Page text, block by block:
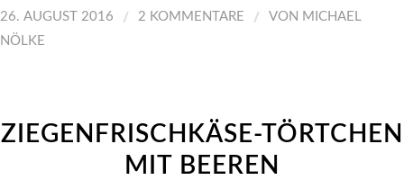
26. AUGUST 2016 / 2 KOMMENTARE / VON MICHAEL
NÖLKE
ZIEGENFRISCHKÄSE-TÖRTCHEN
MIT BEEREN